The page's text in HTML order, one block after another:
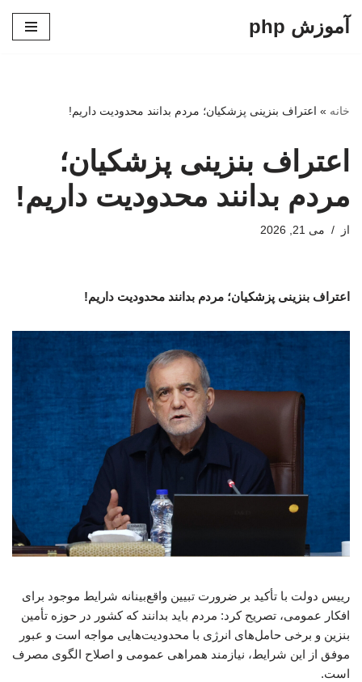
آموزش php
خانه » اعتراف بنزینی پزشکیان؛ مردم بدانند محدودیت داریم!
اعتراف بنزینی پزشکیان؛
مردم بدانند محدودیت داریم!
از می 21, 2026
اعتراف بنزینی پزشکیان؛ مردم بدانند محدودیت داریم!
رییس دولت با تأکید بر ضرورت تبیین واقع‌بینانه شرایط موجود برای
افکار عمومی، تصریح کرد: مردم باید بدانند که کشور در حوزه تأمین
بنزین و برخی حامل‌های انرژی با محدودیت‌هایی مواجه است و عبور
موفق از این شرایط، نیازمند همراهی عمومی و اصلاح الگوی مصرف
است.